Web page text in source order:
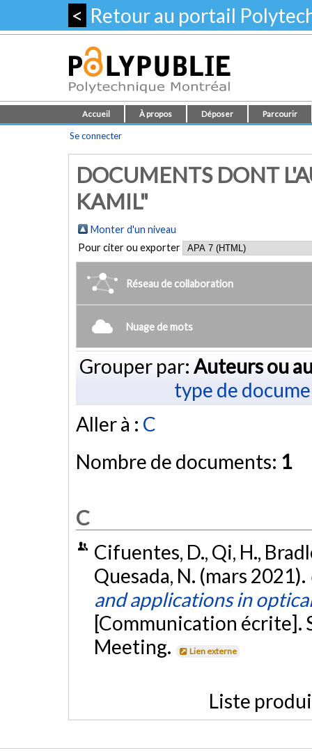
< Retour au portail
Accueil À propos Déposer Parcourir
Se connecter
DOCUMENTS DONT
KAMIL"
Monter d'un niveau
Pour citer ou exporter
Réseau de collaboration
Nuage de mots
Grouper par: Auteurs ou
type de
Aller à : C
Nombre de documents: 1
C
Cifuentes, D., Qi, H.,
Quesada, N. (mars 2021).
and applications in
[Communication écrite].
Meeting.
Lien externe
Liste